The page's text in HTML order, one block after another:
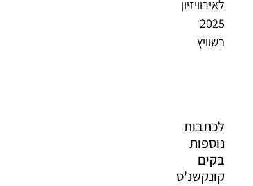
לאירוויזיון
2025
בשוויץ
לכתבות
נוספות
בקים
קונקשנ'ס